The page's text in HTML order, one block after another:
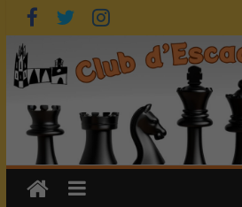
Skip
to
content